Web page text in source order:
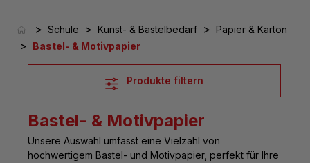
> Schule > Kunst- & Bastelbedarf > Papier & Karton
> Bastel- & Motivpapier
Produkte filtern
Bastel- & Motivpapier
Unsere Auswahl umfasst eine Vielzahl von
hochwertigem Bastel- und Motivpapier, perfekt für Ihre